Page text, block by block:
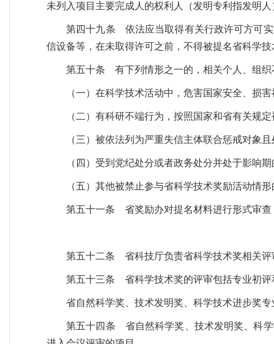
未列入项目主要完成人的权利人（发明专利指发明
第四十九条 依法应当取得有关行政许可方可
信设备等，在未取得许可之前，不得被提名省科学技
第五十条 有下列情形之一的，相关个人、组织
（一）在科学技术活动中，危害国家安全、损
（二）有科研不端行为，按照国家和省有关规
（三）被依法列为严重失信主体联合惩戒对象
（四）受到党纪处分或者政务处分并处于影响期
（五）其他被禁止参与省科学技术奖励活动情形
第五十一条 省奖励办对提名材料进行形式审
第五十二条 省科技厅负责省科学技术奖相关评
第五十三条 省科学技术奖的评审包括专业初评
省自然科学奖、技术发明奖、科学技术进步奖
第五十四条 省自然科学奖、技术发明奖、科